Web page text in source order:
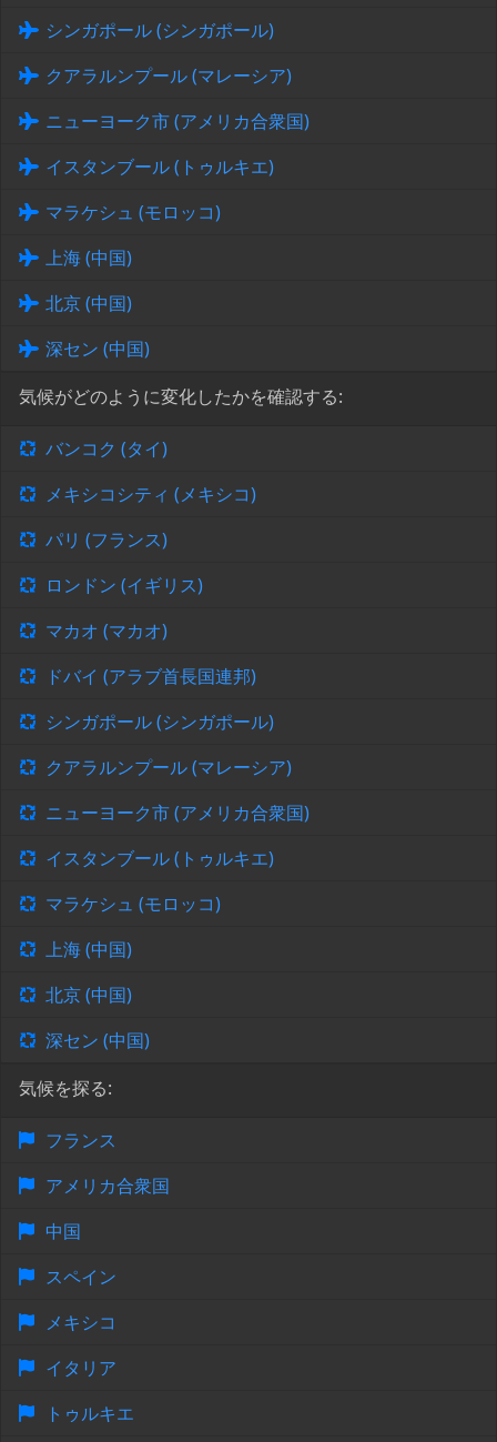
シンガポール (シンガポール)
クアラルンプール (マレーシア)
ニューヨーク市 (アメリカ合衆国)
イスタンブール (トゥルキエ)
マラケシュ (モロッコ)
上海 (中国)
北京 (中国)
深セン (中国)
気候がどのように変化したかを確認する:
バンコク (タイ)
メキシコシティ (メキシコ)
パリ (フランス)
ロンドン (イギリス)
マカオ (マカオ)
ドバイ (アラブ首長国連邦)
シンガポール (シンガポール)
クアラルンプール (マレーシア)
ニューヨーク市 (アメリカ合衆国)
イスタンブール (トゥルキエ)
マラケシュ (モロッコ)
上海 (中国)
北京 (中国)
深セン (中国)
気候を探る:
フランス
アメリカ合衆国
中国
スペイン
メキシコ
イタリア
トゥルキエ